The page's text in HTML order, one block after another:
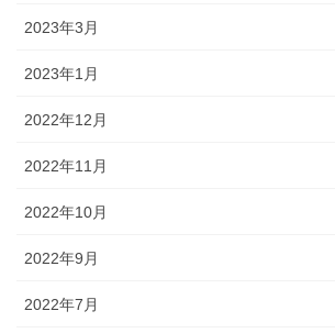
2023年3月
2023年1月
2022年12月
2022年11月
2022年10月
2022年9月
2022年7月